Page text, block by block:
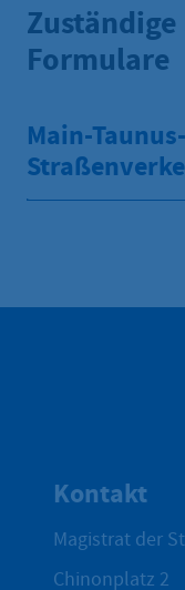
Formulare
Main-
Kontakt
Magistrat der
Chinonplatz 2